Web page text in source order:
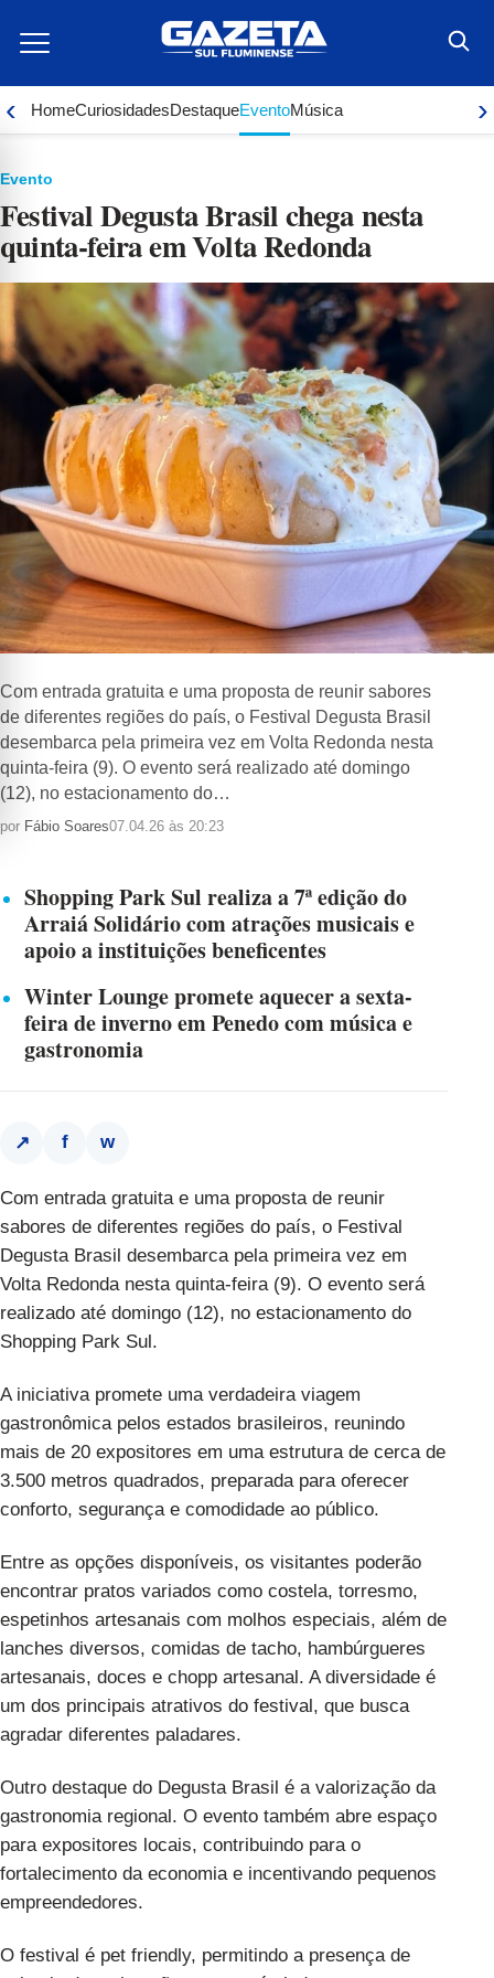
para
conteúdo
‹ HomeCuriosidadesDestaqueEventoMúsica ›
Evento
Festival Degusta Brasil chega nesta
quinta-feira em Volta Redonda
Com entrada gratuita e uma proposta de reunir sabores
de diferentes regiões do país, o Festival Degusta Brasil
desembarca pela primeira vez em Volta Redonda nesta
quinta-feira (9). O evento será realizado até domingo
(12), no estacionamento do…
por Fábio Soares07.04.26 às 20:23
Shopping Park Sul realiza a 7ª edição do
Arraiá Solidário com atrações musicais e
apoio a instituições beneficentes
Winter Lounge promete aquecer a sexta-
feira de inverno em Penedo com música e
gastronomia
↗ f w
Com entrada gratuita e uma proposta de reunir
sabores de diferentes regiões do país, o Festival
Degusta Brasil desembarca pela primeira vez em
Volta Redonda nesta quinta-feira (9). O evento será
realizado até domingo (12), no estacionamento do
Shopping Park Sul.
A iniciativa promete uma verdadeira viagem
gastronômica pelos estados brasileiros, reunindo
mais de 20 expositores em uma estrutura de cerca de
3.500 metros quadrados, preparada para oferecer
conforto, segurança e comodidade ao público.
Entre as opções disponíveis, os visitantes poderão
encontrar pratos variados como costela, torresmo,
espetinhos artesanais com molhos especiais, além de
lanches diversos, comidas de tacho, hambúrgueres
artesanais, doces e chopp artesanal. A diversidade é
um dos principais atrativos do festival, que busca
agradar diferentes paladares.
Outro destaque do Degusta Brasil é a valorização da
gastronomia regional. O evento também abre espaço
para expositores locais, contribuindo para o
fortalecimento da economia e incentivando pequenos
empreendedores.
O festival é pet friendly, permitindo a presença de